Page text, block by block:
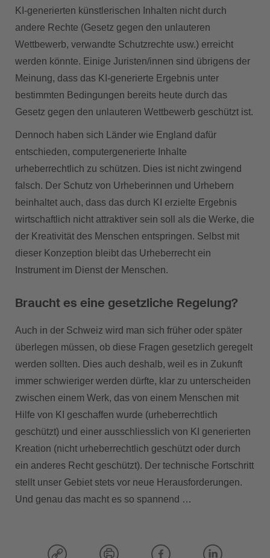
KI-generierten künstlerischen Inhalten nicht durch
andere Rechte (Gesetz gegen den unlauteren
Wettbewerb, verwandte Schutzrechte usw.) erreicht
werden könnte. Einige Juristen/innen sind übrigens der
Meinung, dass das KI-generierte Ergebnis unter
bestimmten Bedingungen bereits heute durch das
Gesetz gegen den unlauteren Wettbewerb geschützt ist.
Dennoch haben sich Länder wie England dafür
entschieden, computergenerierte Inhalte
urheberrechtlich zu schützen. Dies ist nicht zwingend
falsch. Der Schutz von Urheberinnen und Urhebern
beinhaltet auch, dass das durch KI erzielte Ergebnis
wirtschaftlich nicht attraktiver sein soll als die Werke, die
der Kreativität des Menschen entspringen. Selbst mit
dieser Konzeption bleibt das Urheberrecht ein
Instrument im Dienst der Menschen.
Braucht es eine gesetzliche Regelung?
Auch in der Schweiz wird man sich früher oder später
überlegen müssen, ob diese Fragen gesetzlich geregelt
werden sollten. Dies auch deshalb, weil es in Zukunft
immer schwieriger werden dürfte, klar zu unterscheiden
zwischen einem Werk, das von einem Menschen mit
Hilfe von KI geschaffen wurde (urheberrechtlich
geschützt) und einer ausschliesslich von KI generierten
Kreation (nicht urheberrechtlich geschützt oder durch
ein anderes Recht geschützt). Der technische Fortschritt
stellt unser Gebiet stets vor neue Herausforderungen.
Und genau das macht es so spannend …